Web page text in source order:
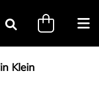
Sök
Klein